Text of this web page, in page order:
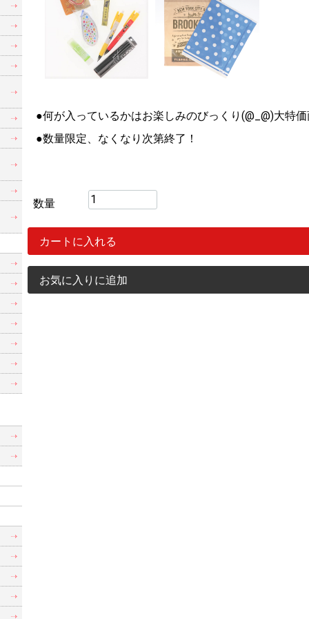
●何が入っているかはお楽しみのびっくり(@_@)大特
●数量限定、なくなり次第終了！
数量
カートに入れる
お気に入りに追加